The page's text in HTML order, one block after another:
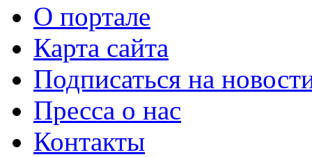
О портале
Карта сайта
Подписаться на
Пресса о нас
Контакты